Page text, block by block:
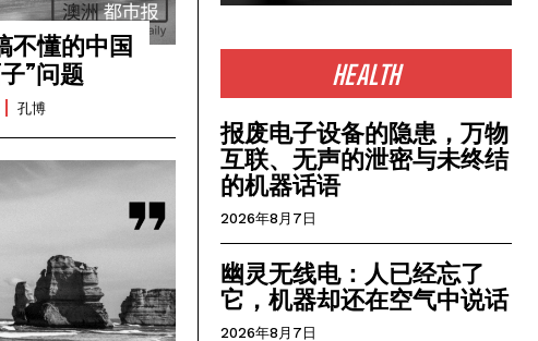
不懂的中国
”问题
孔博
HEALTH
报废电子设备的隐患，万物
互联、无声的泄密与未终结
的机器话语
2026年8月7日
幽灵无线电：人已经忘了
它，机器却还在空气中说话
2026年8月7日